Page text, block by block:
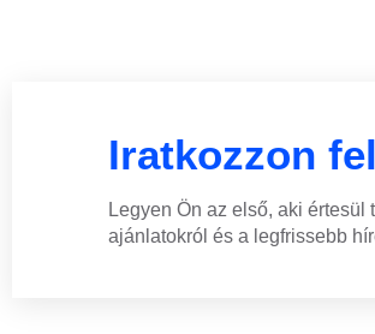
Iratkozzon
Legyen Ön az első, aki
ajánlatokról és a legfrissebb